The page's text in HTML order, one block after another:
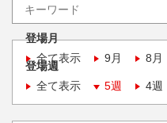
登場月
全て表示
9月 8月
登場週
全て表示
5週 4週